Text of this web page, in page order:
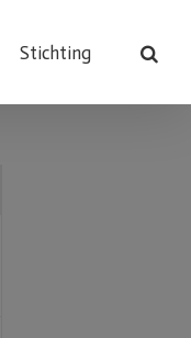
Stichting